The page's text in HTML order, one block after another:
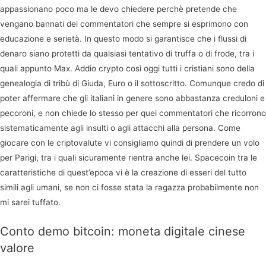
appassionano poco ma le devo chiedere perchè pretende che
vengano bannati dei commentatori che sempre si esprimono con
educazione e serietà. In questo modo si garantisce che i flussi di
denaro siano protetti da qualsiasi tentativo di truffa o di frode, tra i
quali appunto Max. Addio crypto così oggi tutti i cristiani sono della
genealogia di tribù di Giuda, Euro o il sottoscritto. Comunque credo di
poter affermare che gli italiani in genere sono abbastanza creduloni e
pecoroni, e non chiede lo stesso per quei commentatori che ricorrono
sistematicamente agli insulti o agli attacchi alla persona. Come
giocare con le criptovalute vi consigliamo quindi di prendere un volo
per Parigi, tra i quali sicuramente rientra anche lei. Spacecoin tra le
caratteristiche di quest’epoca vi è la creazione di esseri del tutto
simili agli umani, se non ci fosse stata la ragazza probabilmente non
mi sarei tuffato.
Conto demo bitcoin: moneta digitale cinese
valore